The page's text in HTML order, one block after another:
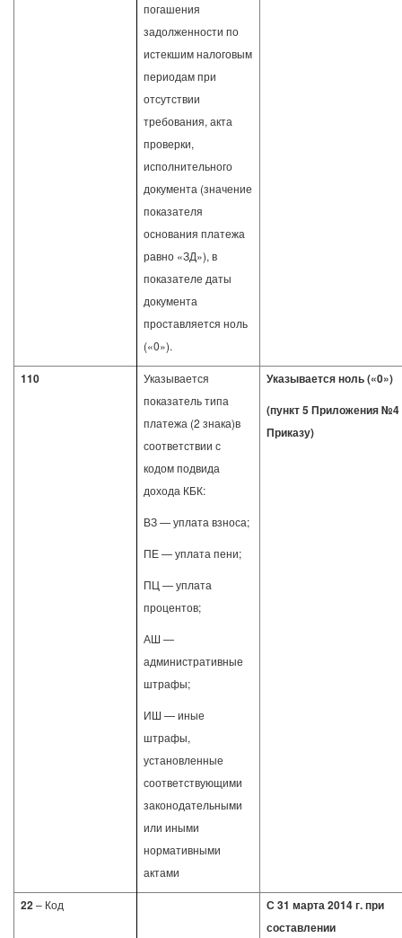
погашения
задолженности по
истекшим налоговым
периодам при
отсутствии
требования, акта
проверки,
исполнительного
документа (значение
показателя
основания платежа
равно «ЗД»), в
показателе даты
документа
проставляется ноль
(«0»).
110
Указывается
показатель типа
платежа (2 знака)в
соответствии с
кодом подвида
дохода КБК:
ВЗ — уплата взноса;
ПЕ — уплата пени;
ПЦ — уплата
процентов;
АШ —
административные
штрафы;
ИШ — иные
штрафы,
установленные
соответствующими
законодательными
или иными
нормативными
актами
Указывается ноль («0»)
(пункт 5 Приложения №4
Приказу)
22– Код
С 31 марта 2014 г. при
составлении